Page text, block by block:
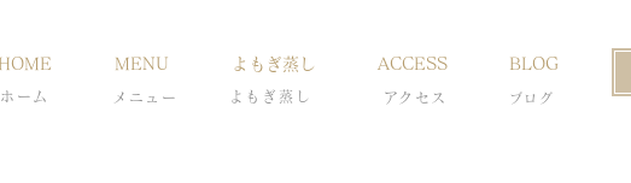
HOME MENU よもぎ蒸し ACCESS BLOG
ホーム メニュー よもぎ蒸し ​アクセス ブログ